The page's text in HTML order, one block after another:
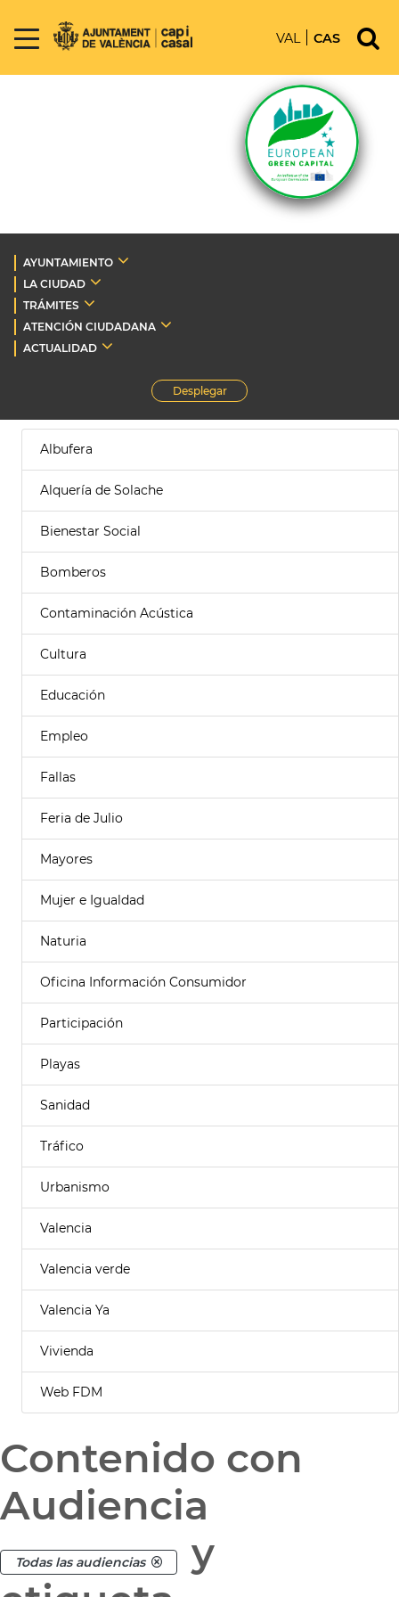
VAL CAS
AYUNTAMIENTO
LA CIUDAD
TRÁMITES
ATENCIÓN CIUDADANA
ACTUALIDAD
Desplegar
Albufera
Alquería de Solache
Bienestar Social
Bomberos
Contaminación Acústica
Cultura
Educación
Empleo
Fallas
Feria de Julio
Mayores
Mujer e Igualdad
Naturia
Oficina Información Consumidor
Participación
Playas
Sanidad
Tráfico
Urbanismo
Valencia
Valencia verde
Valencia Ya
Vivienda
Web FDM
Contenido con
Audiencia
Todas las audiencias
y